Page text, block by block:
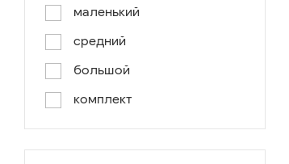
маленький
средний
большой
комплект